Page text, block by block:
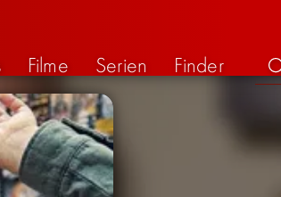
Filme Serien Finder